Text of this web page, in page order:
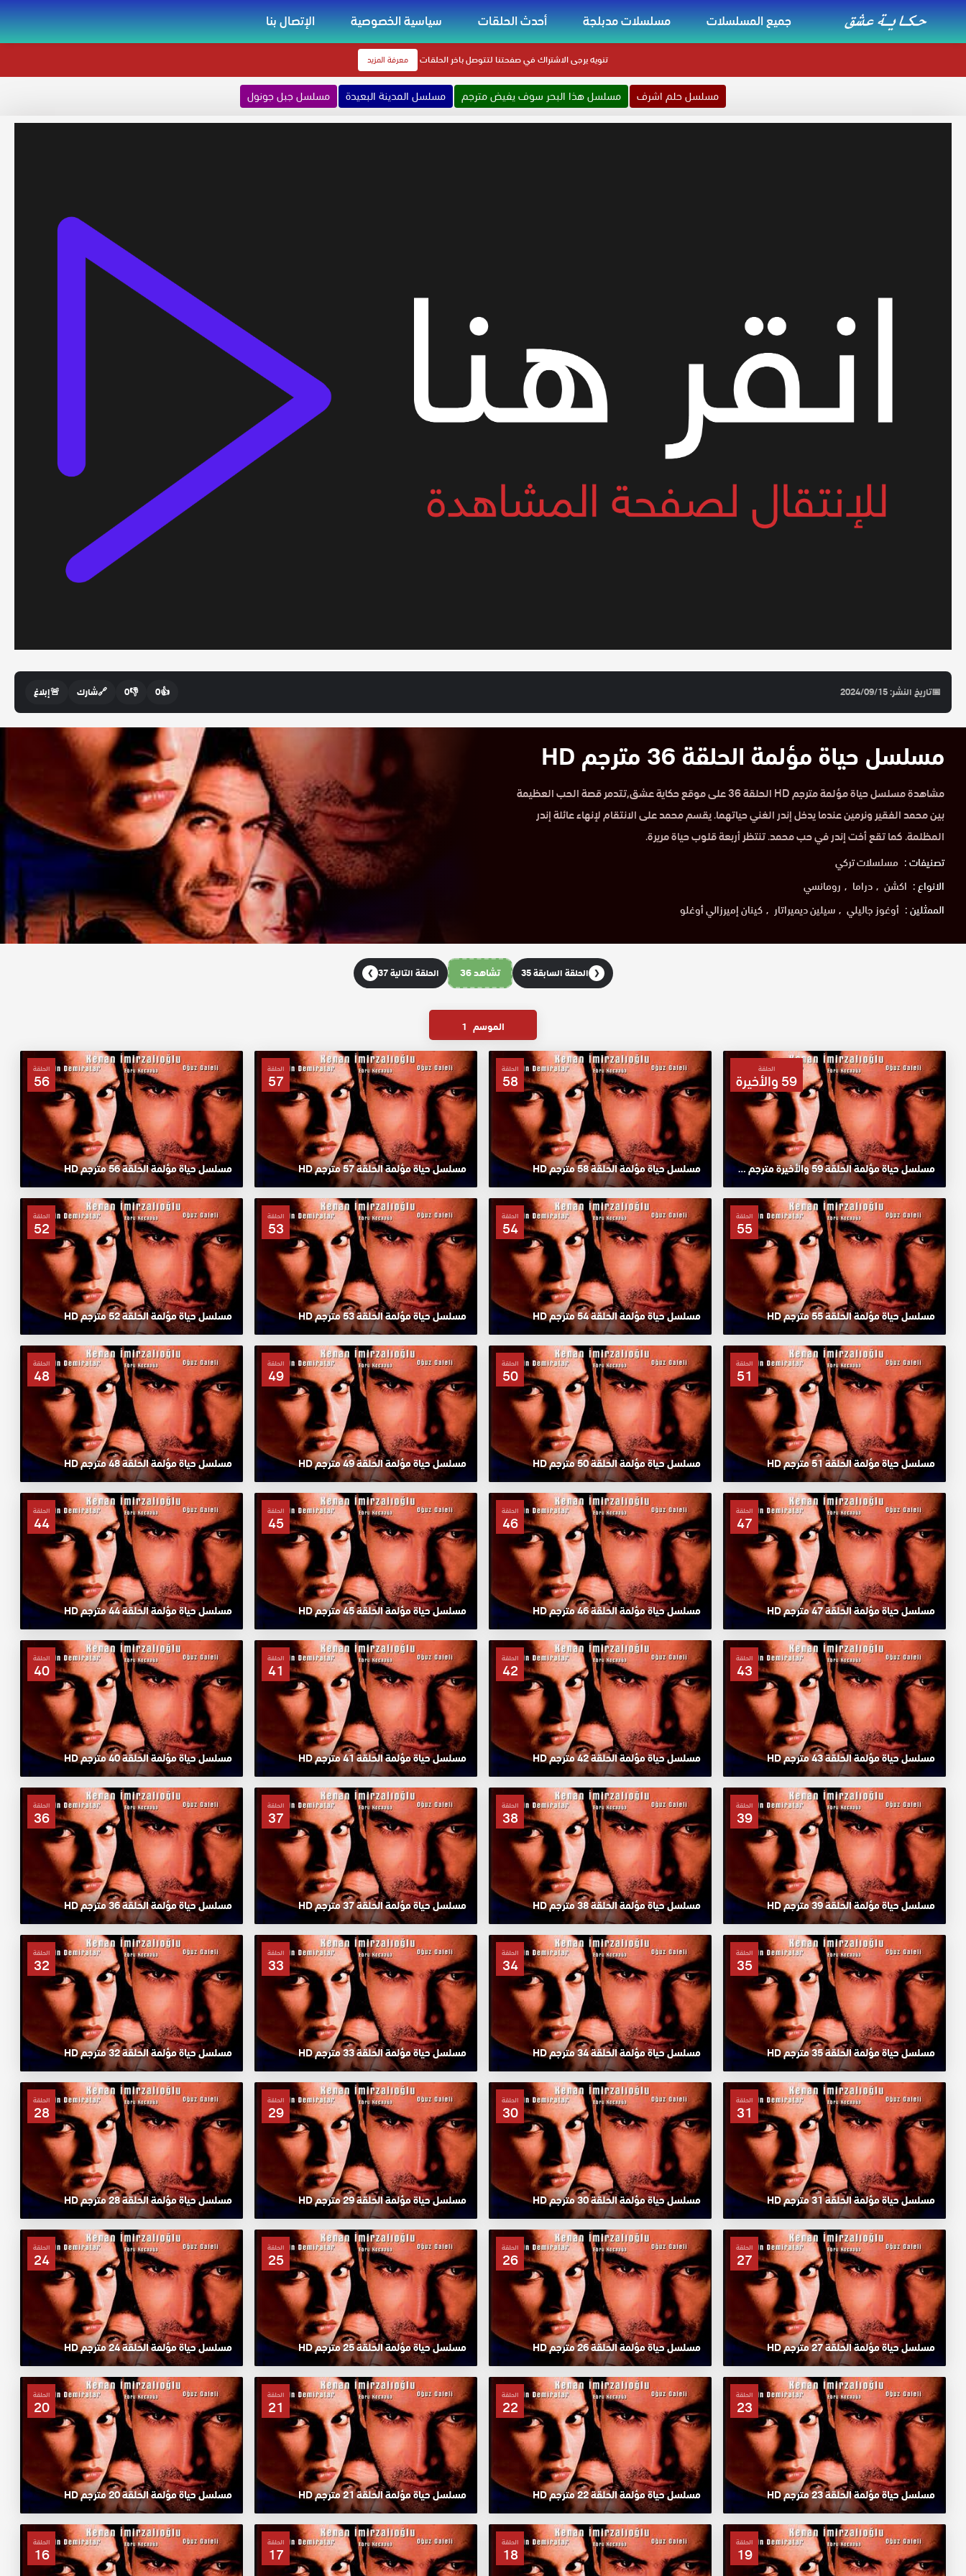
جميع المسلسلات مسلسلات مدبلجة أحدث الحلقات سياسية الخصوصية الإتصال بنا
تنويهيرجى الاشتراك في صفحتنا لتتوصل باخر الحلقات معرفة المزيد
مسلسل حلم اشرف مسلسل هذا البحر سوف يفيض مترجم مسلسل المدينة البعيدة مسلسل جبل جونول
📅تاريخ النشر: 2024/09/15 👍
0
👎
0
🔗شارك 🚨إبلاغ
مسلسل حياة مؤلمة الحلقة 36 مترجم HD
مشاهدة مسلسل حياة مؤلمة مترجم HD الحلقة 36 على موقع حكاية عشق,تتدمر قصة الحب العظيمة
بين محمد الفقير ونرمين عندما يدخل إندر الغني حياتهما. يقسم محمد على الانتقام لإنهاء عائلة إندر
المظلمة. كما تقع أخت إندر في حب محمد. تنتظر أربعة قلوب حياة مريرة.
تصنيفات : مسلسلات تركي
الانواع : اكشن دراما
رومانسي
الممثلين : أوغوز جاليلي سيلين ديميراتار كينان إميرزالي أوغلو
❮ الحلقة السابقة 35 تشاهد 36 الحلقة التالية 37 ❯
الموسم 1
الحلقة
59 والأخيرة
مسلسل حياة مؤلمة الحلقة 59 والأخيرة مترجم HD
الحلقة
58
مسلسل حياة مؤلمة الحلقة 58 مترجم HD
الحلقة
57
مسلسل حياة مؤلمة الحلقة 57 مترجم HD
الحلقة
56
مسلسل حياة مؤلمة الحلقة 56 مترجم HD
الحلقة
55
مسلسل حياة مؤلمة الحلقة 55 مترجم HD
الحلقة
54
مسلسل حياة مؤلمة الحلقة 54 مترجم HD
الحلقة
53
مسلسل حياة مؤلمة الحلقة 53 مترجم HD
الحلقة
52
مسلسل حياة مؤلمة الحلقة 52 مترجم HD
الحلقة
51
مسلسل حياة مؤلمة الحلقة 51 مترجم HD
الحلقة
50
مسلسل حياة مؤلمة الحلقة 50 مترجم HD
الحلقة
49
مسلسل حياة مؤلمة الحلقة 49 مترجم HD
الحلقة
48
مسلسل حياة مؤلمة الحلقة 48 مترجم HD
الحلقة
47
مسلسل حياة مؤلمة الحلقة 47 مترجم HD
الحلقة
46
مسلسل حياة مؤلمة الحلقة 46 مترجم HD
الحلقة
45
مسلسل حياة مؤلمة الحلقة 45 مترجم HD
الحلقة
44
مسلسل حياة مؤلمة الحلقة 44 مترجم HD
الحلقة
43
مسلسل حياة مؤلمة الحلقة 43 مترجم HD
الحلقة
42
مسلسل حياة مؤلمة الحلقة 42 مترجم HD
الحلقة
41
مسلسل حياة مؤلمة الحلقة 41 مترجم HD
الحلقة
40
مسلسل حياة مؤلمة الحلقة 40 مترجم HD
الحلقة
39
مسلسل حياة مؤلمة الحلقة 39 مترجم HD
الحلقة
38
مسلسل حياة مؤلمة الحلقة 38 مترجم HD
الحلقة
37
مسلسل حياة مؤلمة الحلقة 37 مترجم HD
الحلقة
36
مسلسل حياة مؤلمة الحلقة 36 مترجم HD
الحلقة
35
مسلسل حياة مؤلمة الحلقة 35 مترجم HD
الحلقة
34
مسلسل حياة مؤلمة الحلقة 34 مترجم HD
الحلقة
33
مسلسل حياة مؤلمة الحلقة 33 مترجم HD
الحلقة
32
مسلسل حياة مؤلمة الحلقة 32 مترجم HD
الحلقة
31
مسلسل حياة مؤلمة الحلقة 31 مترجم HD
الحلقة
30
مسلسل حياة مؤلمة الحلقة 30 مترجم HD
الحلقة
29
مسلسل حياة مؤلمة الحلقة 29 مترجم HD
الحلقة
28
مسلسل حياة مؤلمة الحلقة 28 مترجم HD
الحلقة
27
مسلسل حياة مؤلمة الحلقة 27 مترجم HD
الحلقة
26
مسلسل حياة مؤلمة الحلقة 26 مترجم HD
الحلقة
25
مسلسل حياة مؤلمة الحلقة 25 مترجم HD
الحلقة
24
مسلسل حياة مؤلمة الحلقة 24 مترجم HD
الحلقة
23
مسلسل حياة مؤلمة الحلقة 23 مترجم HD
الحلقة
22
مسلسل حياة مؤلمة الحلقة 22 مترجم HD
الحلقة
21
مسلسل حياة مؤلمة الحلقة 21 مترجم HD
الحلقة
20
مسلسل حياة مؤلمة الحلقة 20 مترجم HD
الحلقة
19
الحلقة
18
الحلقة
17
الحلقة
16